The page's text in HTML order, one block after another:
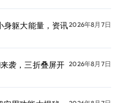
身躯大能量，资讯2026年8月7日
袭，三折叠屏开 2026年8月7日